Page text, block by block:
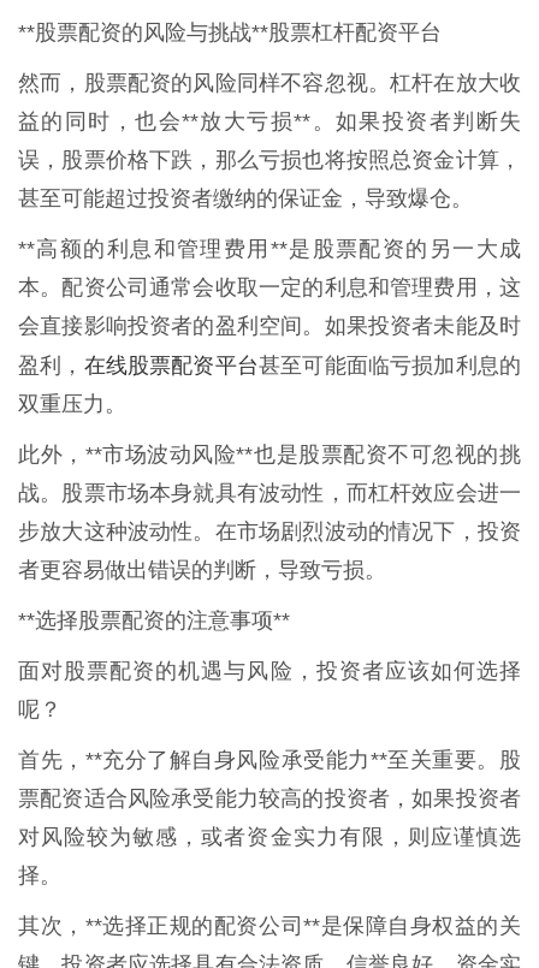
**股票配资的风险与挑战**股票杠杆配资平台
然而，股票配资的风险同样不容忽视。杠杆在放大收
益的同时，也会**放大亏损**。如果投资者判断失
误，股票价格下跌，那么亏损也将按照总资金计算，
甚至可能超过投资者缴纳的保证金，导致爆仓。
**高额的利息和管理费用**是股票配资的另一大成
本。配资公司通常会收取一定的利息和管理费用，这
会直接影响投资者的盈利空间。如果投资者未能及时
盈利， 在线股票配资平台甚至可能面临亏损加利息的
双重压力。
此外，**市场波动风险**也是股票配资不可忽视的挑
战。股票市场本身就具有波动性，而杠杆效应会进一
步放大这种波动性。在市场剧烈波动的情况下，投资
者更容易做出错误的判断，导致亏损。
**选择股票配资的注意事项**
面对股票配资的机遇与风险，投资者应该如何选择
呢？
首先，**充分了解自身风险承受能力**至关重要。股
票配资适合风险承受能力较高的投资者，如果投资者
对风险较为敏感，或者资金实力有限，则应谨慎选
择。
其次，**选择正规的配资公司**是保障自身权益的关